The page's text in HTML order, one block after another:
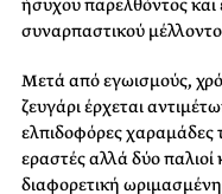
ήσυχου παρελθόντος
συναρπαστικού
Μετά από εγωισμούς,
ζευγάρι έρχεται
ελπιδοφόρες χαραμάδες
εραστές αλλά δύο παλιοί
διαφορετική